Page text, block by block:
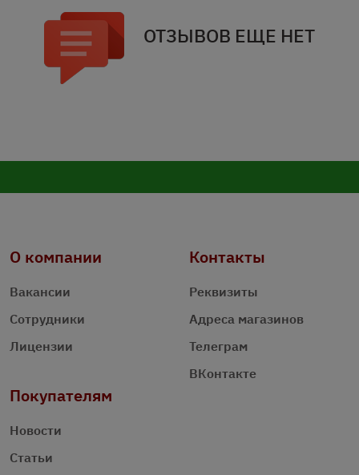
ОТЗЫВОВ ЕЩЕ НЕТ
О компании
Вакансии
Сотрудники
Лицензии
Контакты
Реквизиты
Адреса магазинов
Телеграм
ВКонтакте
Покупателям
Новости
Статьи